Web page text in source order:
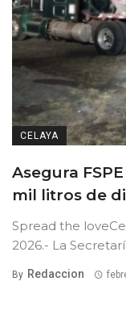
CELAYA
Asegura
mil litros de
Spread the
2026.- La
By Redaccion